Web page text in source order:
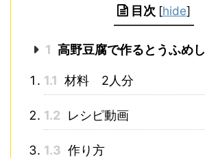
目次 [hide]
1 高野豆腐で作るとうふめし
1.1 材料 2人分
1.2 レシピ動画
1.3 作り方